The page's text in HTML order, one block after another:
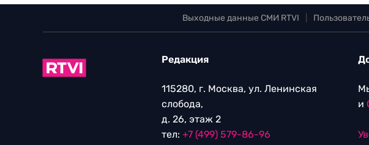
Выходные данные СМИ RTVI
Редакция
115280, г. Москва, ул. Ленинская
слобода,
д. 26, этаж 2
тел: +7 (499) 579-86-96
и